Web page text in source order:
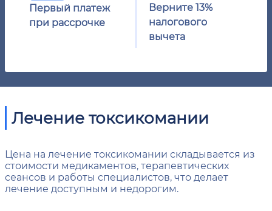
Первый платеж
при рассрочке
Верните 13%
налогового
вычета
Лечение токсикомании
Цена на лечение токсикомании складывается из
стоимости медикаментов, терапевтических
сеансов и работы специалистов, что делает
лечение доступным и недорогим.